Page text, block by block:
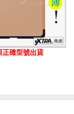
正確型號出貨